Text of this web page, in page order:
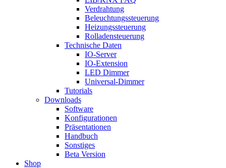
Verdrahtung
Beleuchtungssteuerung
Heizungssteuerung
Rolladensteuerung
Technische Daten
IO-Server
IO-Extension
LED Dimmer
Universal-Dimmer
Tutorials
Downloads
Software
Konfigurationen
Präsentationen
Handbuch
Sonstiges
Beta Version
Shop